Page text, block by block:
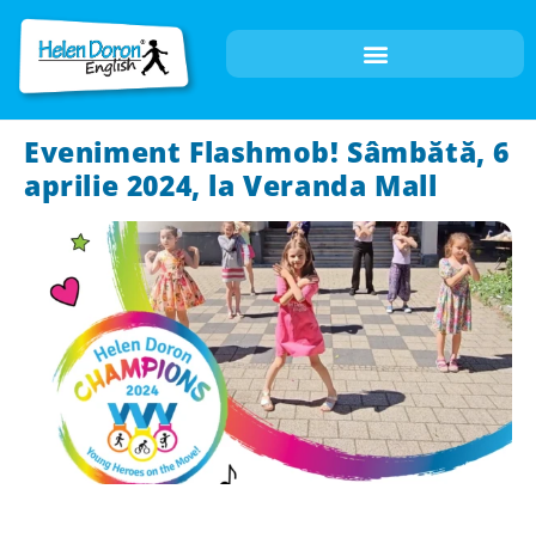
Eveniment Flashmob! Sâmbătă, 6
aprilie 2024, la Veranda Mall